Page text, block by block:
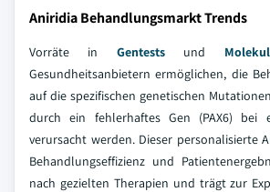
Aniridia Behandlungsmarkt Trends
Vorräte in Gentestsund
Gesundheitsanbietern ermöglichen, die
auf die spezifischen genetischen
durch ein fehlerhaftes Gen (PAX6) bei
verursacht werden. Dieser personalisierte
Behandlungseffizienz und
nach gezielten Therapien und trägt zur